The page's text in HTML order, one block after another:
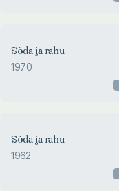
Sõda ja rahu
1970
Sõda ja rahu
1962